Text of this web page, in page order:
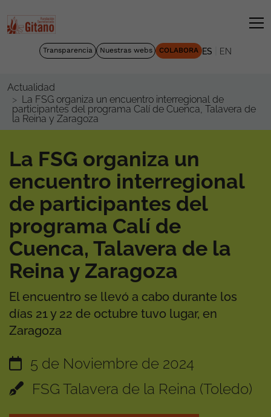
Transparencia Nuestras webs COLABORA ES EN
Actualidad
La FSG organiza un encuentro interregional de
participantes del programa Calí de Cuenca, Talavera de
la Reina y Zaragoza
La FSG organiza un
encuentro interregional
de participantes del
programa Calí de
Cuenca, Talavera de la
Reina y Zaragoza
El encuentro se llevó a cabo durante los
días 21 y 22 de octubre tuvo lugar, en
Zaragoza
5 de Noviembre de 2024
FSG Talavera de la Reina (Toledo)